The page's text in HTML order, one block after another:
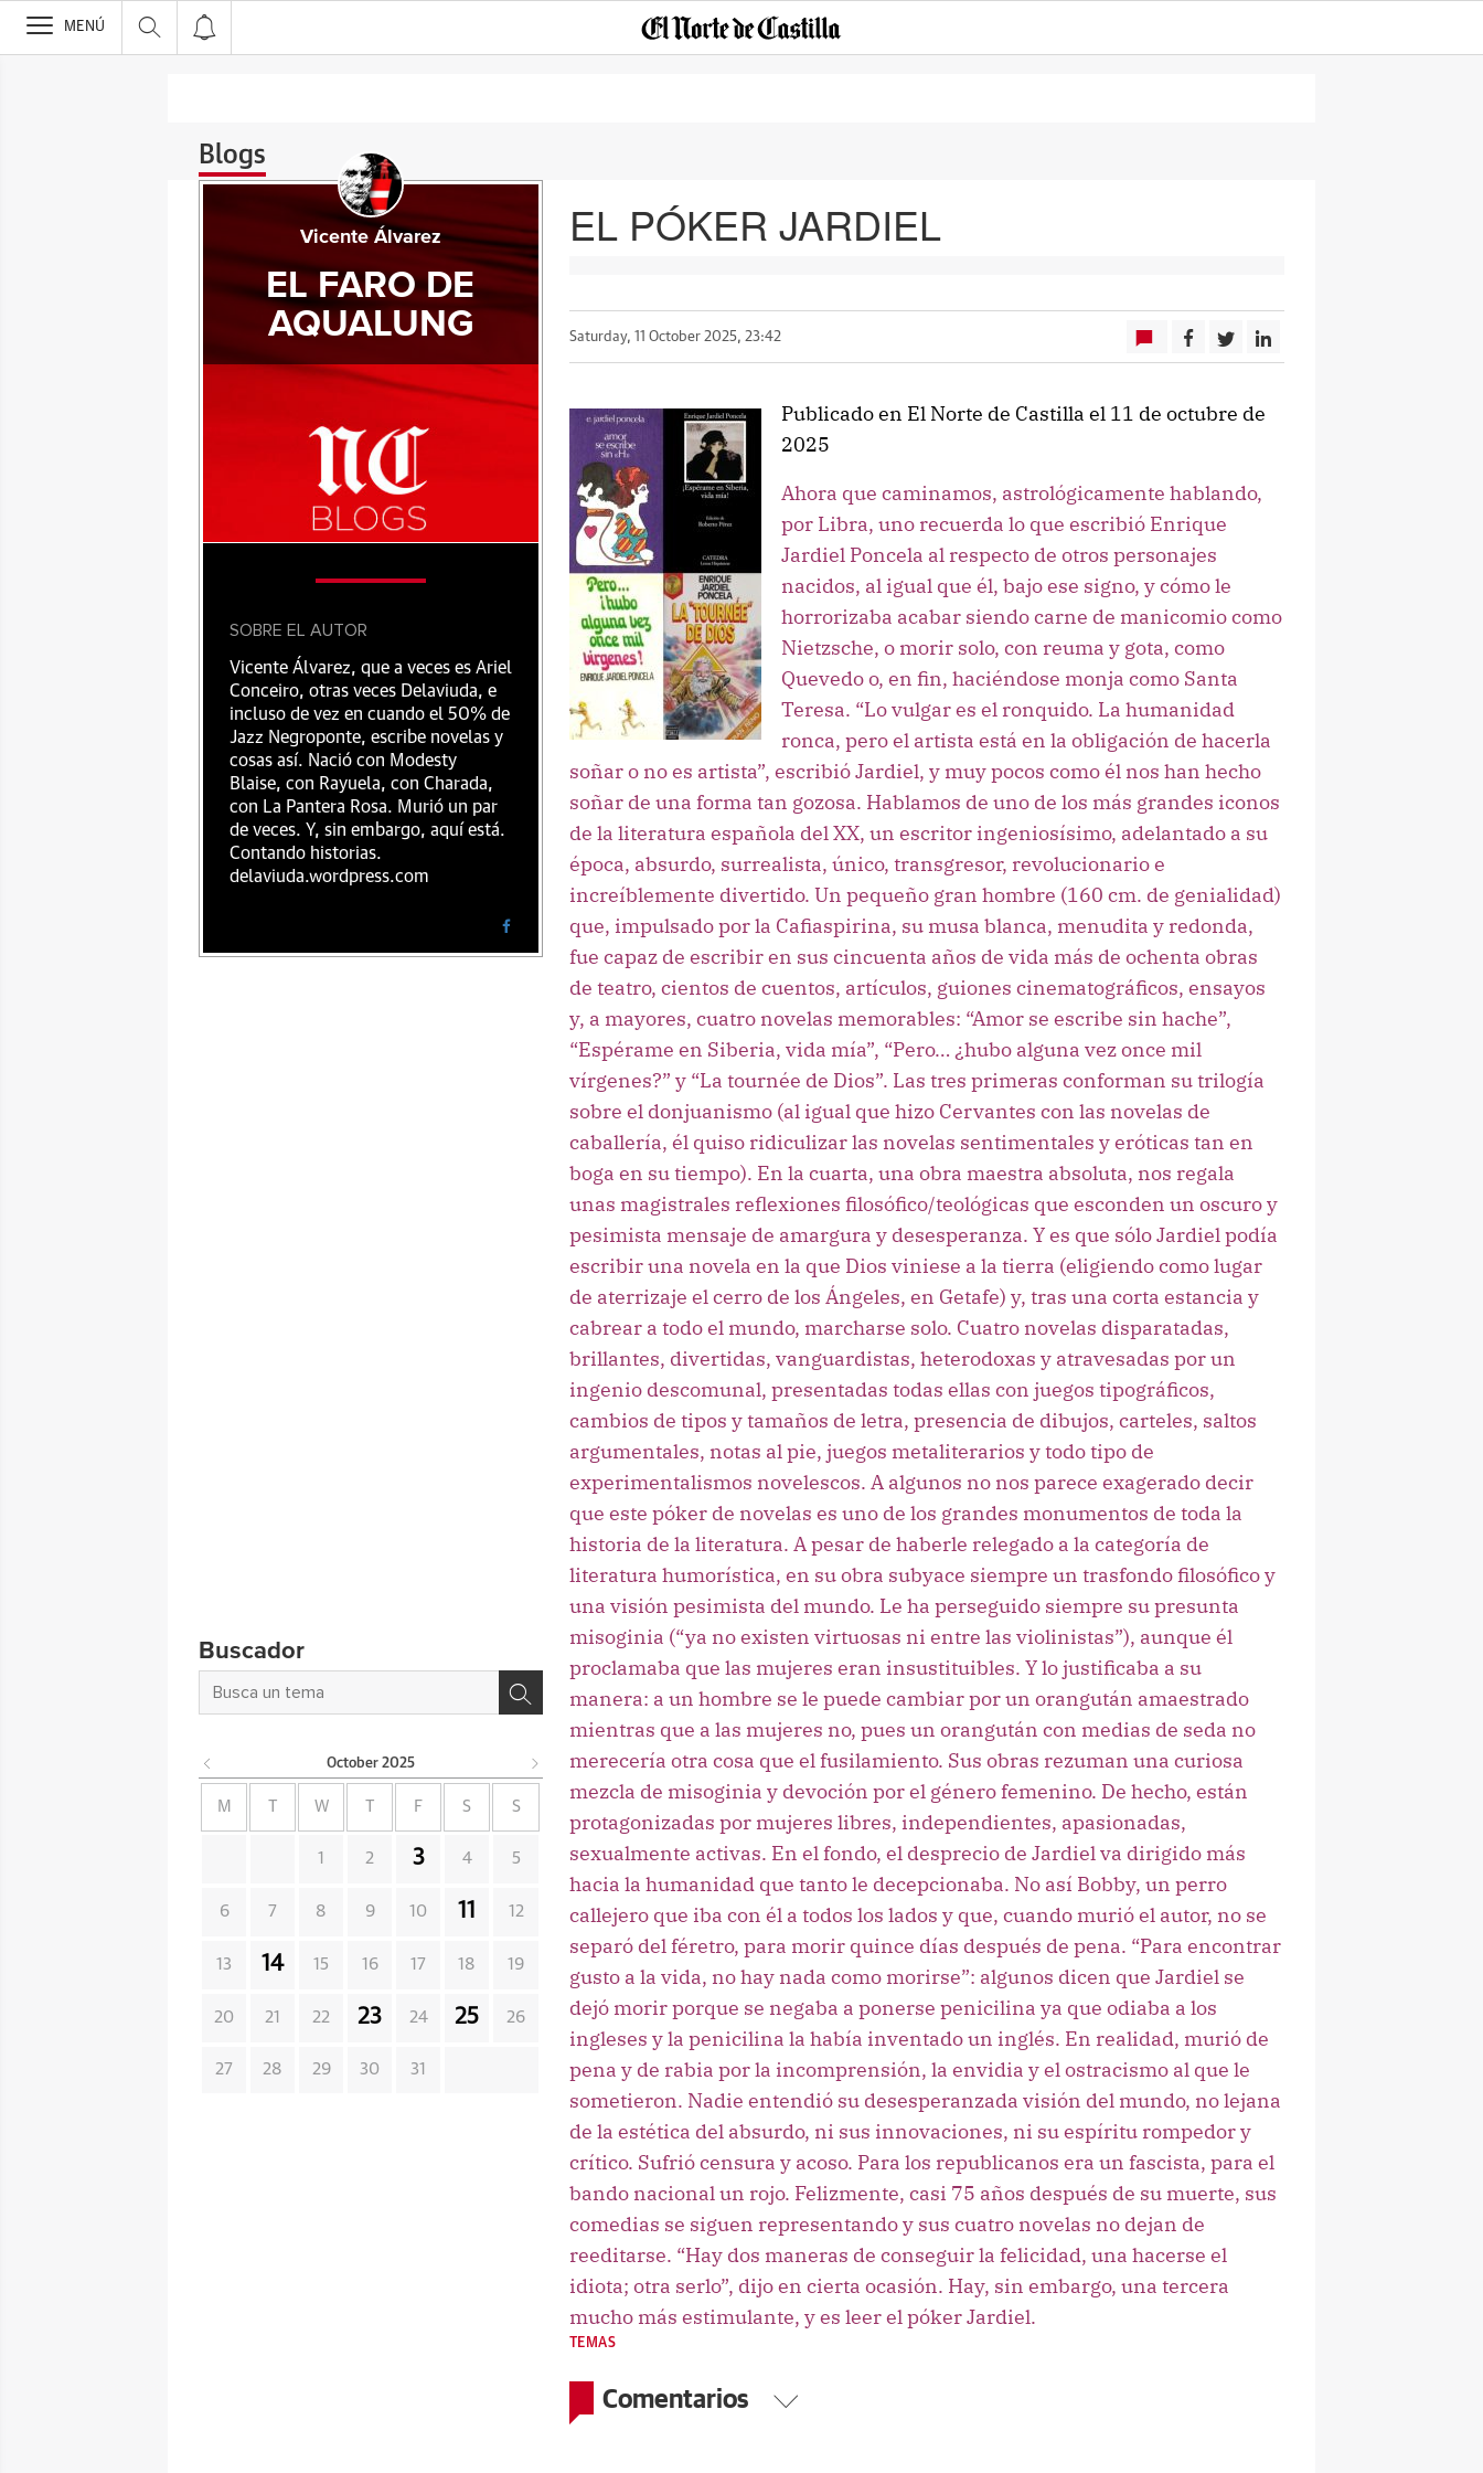
>
MENÚ
Blogs
EL PÓKER JARDIEL
Saturday, 11 October 2025, 23:42
Publicado en El Norte de Castilla el 11 de octubre de
2025
Ahora que caminamos, astrológicamente hablando,
por Libra, uno recuerda lo que escribió Enrique
Jardiel Poncela al respecto de otros personajes
nacidos, al igual que él, bajo ese signo, y cómo le
horrorizaba acabar siendo carne de manicomio como
Nietzsche, o morir solo, con reuma y gota, como
Quevedo o, en fin, haciéndose monja como Santa
Teresa. “Lo vulgar es el ronquido. La humanidad
ronca, pero el artista está en la obligación de hacerla
soñar o no es artista”, escribió Jardiel, y muy pocos como él nos han hecho
soñar de una forma tan gozosa. Hablamos de uno de los más grandes iconos
de la literatura española del XX, un escritor ingeniosísimo, adelantado a su
época, absurdo, surrealista, único, transgresor, revolucionario e
increíblemente divertido. Un pequeño gran hombre (160 cm. de genialidad)
que, impulsado por la Cafiaspirina, su musa blanca, menudita y redonda,
fue capaz de escribir en sus cincuenta años de vida más de ochenta obras
de teatro, cientos de cuentos, artículos, guiones cinematográficos, ensayos
y, a mayores, cuatro novelas memorables: “Amor se escribe sin hache”,
“Espérame en Siberia, vida mía”, “Pero… ¿hubo alguna vez once mil
vírgenes?” y “La tournée de Dios”. Las tres primeras conforman su trilogía
sobre el donjuanismo (al igual que hizo Cervantes con las novelas de
caballería, él quiso ridiculizar las novelas sentimentales y eróticas tan en
boga en su tiempo). En la cuarta, una obra maestra absoluta, nos regala
unas magistrales reflexiones filosófico/teológicas que esconden un oscuro y
pesimista mensaje de amargura y desesperanza. Y es que sólo Jardiel podía
escribir una novela en la que Dios viniese a la tierra (eligiendo como lugar
de aterrizaje el cerro de los Ángeles, en Getafe) y, tras una corta estancia y
cabrear a todo el mundo, marcharse solo. Cuatro novelas disparatadas,
brillantes, divertidas, vanguardistas, heterodoxas y atravesadas por un
ingenio descomunal, presentadas todas ellas con juegos tipográficos,
cambios de tipos y tamaños de letra, presencia de dibujos, carteles, saltos
argumentales, notas al pie, juegos metaliterarios y todo tipo de
experimentalismos novelescos. A algunos no nos parece exagerado decir
que este póker de novelas es uno de los grandes monumentos de toda la
historia de la literatura. A pesar de haberle relegado a la categoría de
literatura humorística, en su obra subyace siempre un trasfondo filosófico y
una visión pesimista del mundo. Le ha perseguido siempre su presunta
misoginia (“ya no existen virtuosas ni entre las violinistas”), aunque él
proclamaba que las mujeres eran insustituibles. Y lo justificaba a su
manera: a un hombre se le puede cambiar por un orangután amaestrado
mientras que a las mujeres no, pues un orangután con medias de seda no
merecería otra cosa que el fusilamiento. Sus obras rezuman una curiosa
mezcla de misoginia y devoción por el género femenino. De hecho, están
protagonizadas por mujeres libres, independientes, apasionadas,
sexualmente activas. En el fondo, el desprecio de Jardiel va dirigido más
hacia la humanidad que tanto le decepcionaba. No así Bobby, un perro
callejero que iba con él a todos los lados y que, cuando murió el autor, no se
separó del féretro, para morir quince días después de pena. “Para encontrar
gusto a la vida, no hay nada como morirse”: algunos dicen que Jardiel se
dejó morir porque se negaba a ponerse penicilina ya que odiaba a los
ingleses y la penicilina la había inventado un inglés. En realidad, murió de
pena y de rabia por la incomprensión, la envidia y el ostracismo al que le
sometieron. Nadie entendió su desesperanzada visión del mundo, no lejana
de la estética del absurdo, ni sus innovaciones, ni su espíritu rompedor y
crítico. Sufrió censura y acoso. Para los republicanos era un fascista, para el
bando nacional un rojo. Felizmente, casi 75 años después de su muerte, sus
comedias se siguen representando y sus cuatro novelas no dejan de
reeditarse. “Hay dos maneras de conseguir la felicidad, una hacerse el
idiota; otra serlo”, dijo en cierta ocasión. Hay, sin embargo, una tercera
mucho más estimulante, y es leer el póker Jardiel.
TEMAS
Comentarios
Vicente Álvarez
EL FARO DE
AQUALUNG
SOBRE EL AUTOR
Vicente Álvarez, que a veces es Ariel
Conceiro, otras veces Delaviuda, e
incluso de vez en cuando el 50% de
Jazz Negroponte, escribe novelas y
cosas así. Nació con Modesty
Blaise, con Rayuela, con Charada,
con La Pantera Rosa. Murió un par
de veces. Y, sin embargo, aquí está.
Contando historias.
delaviuda.wordpress.com
Buscador
October 2025
M W F S S
1 2 3 4 5
6 7 8 9 10 11 12
13 14 15 16 17 18 19
20 21 22 23 24 25 26
27 28 29 30 31